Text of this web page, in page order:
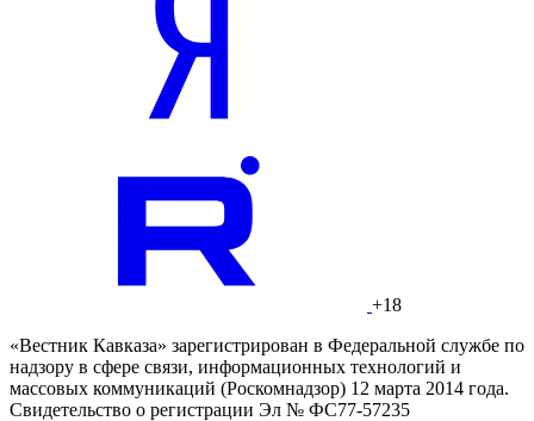
+18
«Вестник Кавказа» зарегистрирован в Федеральной службе по
надзору в сфере связи, информационных технологий и
массовых коммуникаций (Роскомнадзор) 12 марта 2014 года.
Свидетельство о регистрации Эл № ФС77-57235